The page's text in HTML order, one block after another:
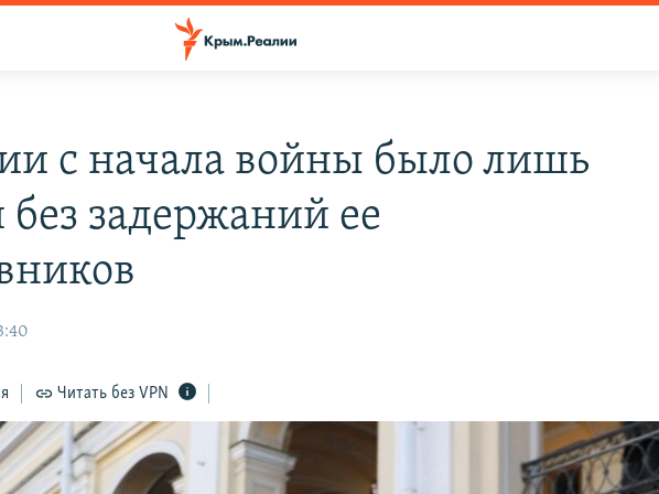
с начала войны было лишь
без задержаний ее
Читать без VPN